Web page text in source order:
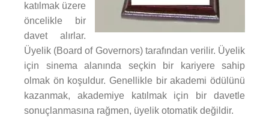
katılmak üzere
öncelikle bir
davet alırlar.
Üyelik (Board of Governors) tarafından verilir. Üyelik
için sinema alanında seçkin bir kariyere sahip
olmak ön koşuldur. Genellikle bir akademi ödülünü
kazanmak, akademiye katılmak için bir davetle
sonuçlanmasına rağmen, üyelik otomatik değildir.